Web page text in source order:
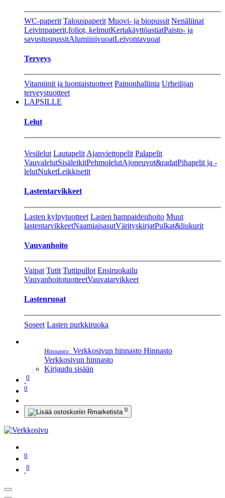
WC-paperit Talouspaperit Muovi- ja biopussit Nenäliinat
Leivinpaperit,foliot, kelmutKertakäyttöastiatPaisto- ja
savustuspussitAlumiinivuoatLeivontavuoat
Terveys
Vitamiinit ja luontaistuotteet Painonhallinta Urheilijan
terveystuotteet
LAPSILLE
Lelut
Vesilelut Lautapelit Ajanviettopelit Palapelit
VauvalelutSisäleikitPehmolelutAjoneuvot&radatPihapelit ja -
lelutNuketLeikkisetit
Lastentarvikkeet
Lasten kylpytuotteet Lasten hampaidenhoito Muut
lastentarvikkeetNaamiaisasutVärityskirjatPulkat&liukurit
Vauvanhoito
Vaipat Tutit Tuttipullot Ensiruokailu
VauvanhoitotuotteetVauvatarvikkeet
Lastenruoat
Soseet Lasten purkkiruoka
Hinnasto: Verkkosivun hinnasto Hinnasto
Verkkosivun hinnasto
Kirjaudu sisään
0
0
0
0
0